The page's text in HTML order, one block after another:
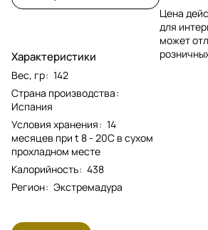
Характеристики
Вес, гр: 142
Страна производства:
Испания
Условия хранения: 14
месяцев при t 8 - 20С в сухом
прохладном месте
Калорийность: 438
Регион: Экстремадура
Цена
для
может